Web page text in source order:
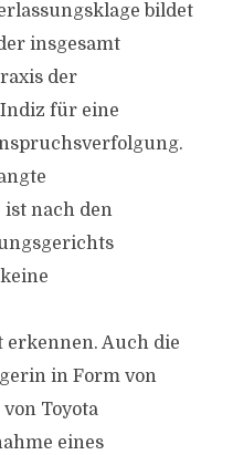
bildet
insgesamt
der
für eine
ist nach den
Auch die
in Form von
Toyota
eines